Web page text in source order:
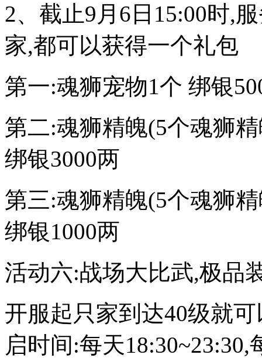
2、截止9月6日15:00时,
家,都可以获得一个礼包
第一:魂狮宠物1个 绑银
第二:魂狮精魄(5个魂狮
绑银3000两
第三:魂狮精魄(5个魂狮
绑银1000两
活动六:战场大比武,极品
开服起只家到达40级就
启时间:每天